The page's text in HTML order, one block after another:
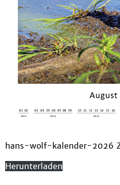
hans-wolf-kalender-2026
Herunterladen